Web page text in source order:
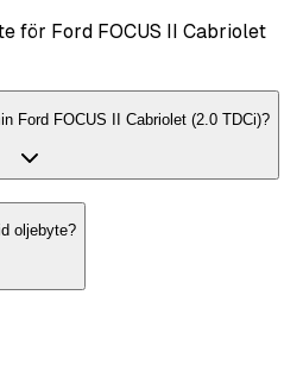
för Ford FOCUS II Cabriolet
Ford FOCUS II Cabriolet (2.0 TDCi)?
oljebyte?